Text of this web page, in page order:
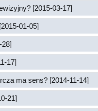
[2015-03-17]
01-05]
17]
ma sens? [2014-11-14]
21]